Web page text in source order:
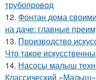
трубопровод
12. Фонтан дома
на даче: главные
13. Производство
Что такое
14. Насосы малыш
Классический «Малыш»